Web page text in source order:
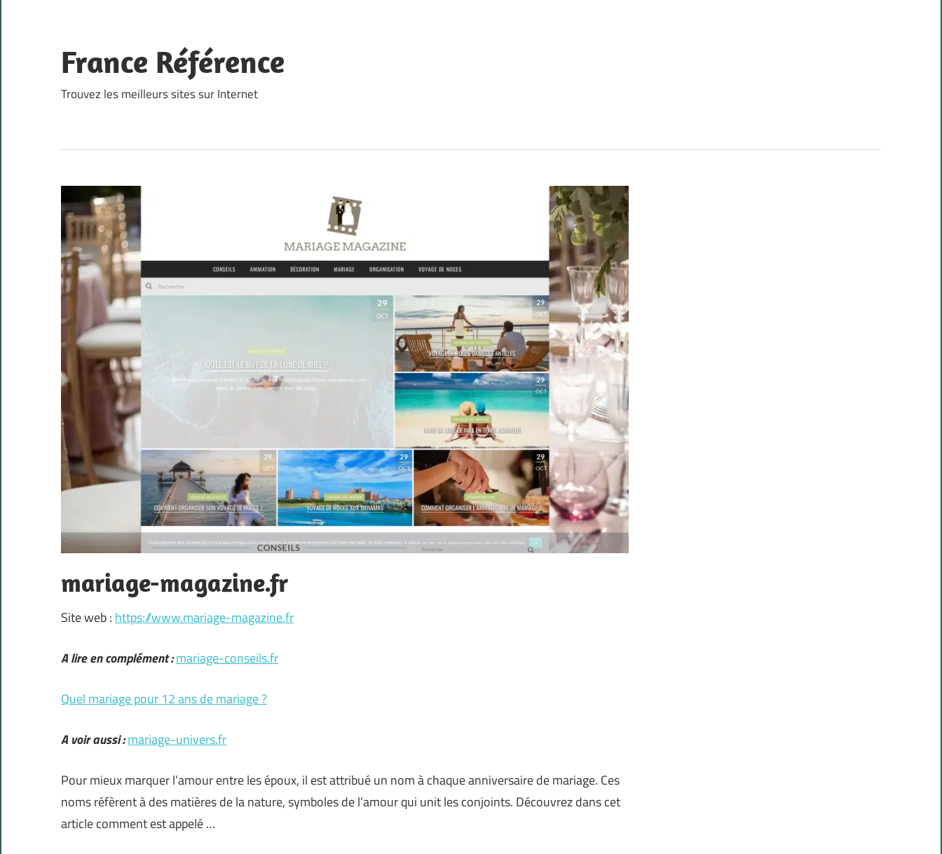
content
France Référence
Trouvez les meilleurs sites sur Internet
mariage-magazine.fr
Site web : https://www.mariage-magazine.fr
A lire en complément :mariage-conseils.fr
Quel mariage pour 12 ans de mariage ?
A voir aussi :mariage-univers.fr
Pour mieux marquer l’amour entre les époux, il est attribué un nom à chaque anniversaire de mariage. Ces
noms réfèrent à des matières de la nature, symboles de l’amour qui unit les conjoints. Découvrez dans cet
article comment est appelé …